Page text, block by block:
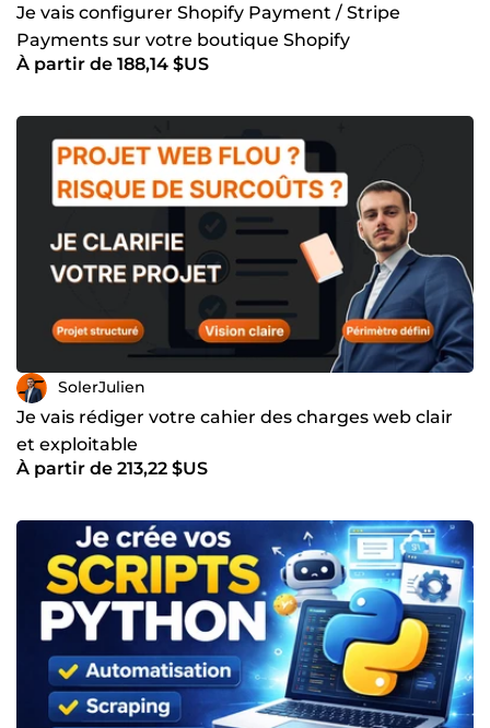
Je vais configurer Shopify Payment / Stripe
Payments sur votre boutique Shopify
À partir de 188,14 $US
SolerJulien
Je vais rédiger votre cahier des charges web clair
et exploitable
À partir de 213,22 $US